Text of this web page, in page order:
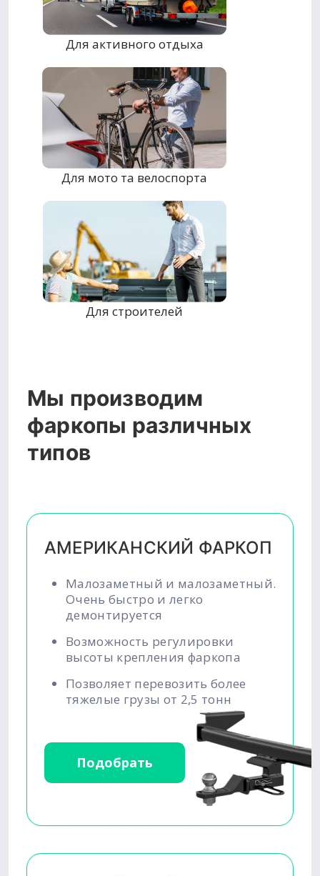
Для активного отдыха
Для мото та велоспорта
Для строителей
Мы производим
фаркопы различных
типов
АМЕРИКАНСКИЙ ФАРКОП
Малозаметный и малозаметный.
Очень быстро и легко
демонтируется
Возможность регулировки
высоты крепления фаркопа
Позволяет перевозить более
тяжелые грузы от 2,5 тонн
Подобрать